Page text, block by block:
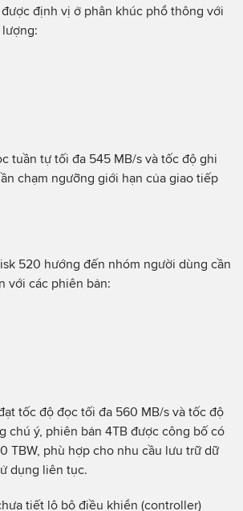
định vị ở phân khúc phổ thông với
tuần tự tối đa 545 MB/s và tốc độ ghi
chạm ngưỡng giới hạn của giao tiếp
520 hướng đến nhóm người dùng cần
với các phiên bản:
tốc độ đọc tối đa 560 MB/s và tốc độ
chú ý, phiên bản 4TB được công bố có
TBW, phù hợp cho nhu cầu lưu trữ dữ
dụng liên tục.
tiết lộ bộ điều khiển (controller)